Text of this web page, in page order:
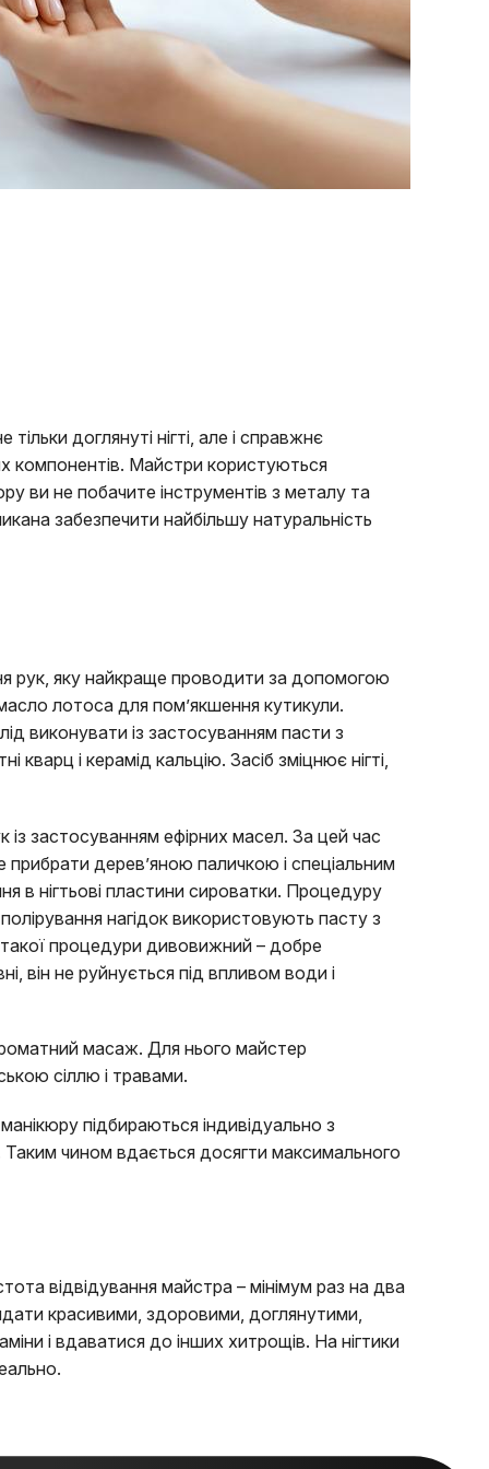
доглянуті нігті, але і справжнє
компонентів. Майстри користуються
ви не побачите інструментів з металу та
забезпечити найбільшу натуральність
рук, яку найкраще проводити за допомогою
лотоса для пом’якшення кутикули.
виконувати із застосуванням пасти з
і керамід кальцію. Засіб зміцнює нігті,
із застосуванням ефірних масел. За цей час
прибрати дерев’яною паличкою і спеціальним
в нігтьові пластини сироватки. Процедуру
нагідок використовують пасту з
процедури дивовижний – добре
він не руйнується під впливом води і
масаж. Для нього майстер
сіллю і травами.
підбираються індивідуально з
Таким чином вдається досягти максимального
відвідування майстра – мінімум раз на два
красивими, здоровими, доглянутими,
і вдаватися до інших хитрощів. На нігтики